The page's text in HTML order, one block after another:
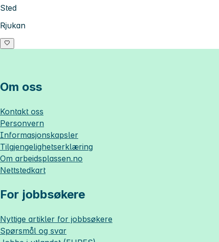
Sted
Rjukan
Om oss
Kontakt oss
Personvern
Informasjonskapsler
Tilgjengelighetserklæring
Om arbeidsplassen.no
Nettstedkart
For jobbsøkere
Nyttige artikler for jobbsøkere
Spørsmål og svar